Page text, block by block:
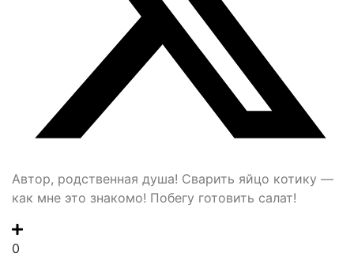
Автор, родственная душа! Сварить яйцо котику —
как мне это знакомо! Побегу готовить салат!
0